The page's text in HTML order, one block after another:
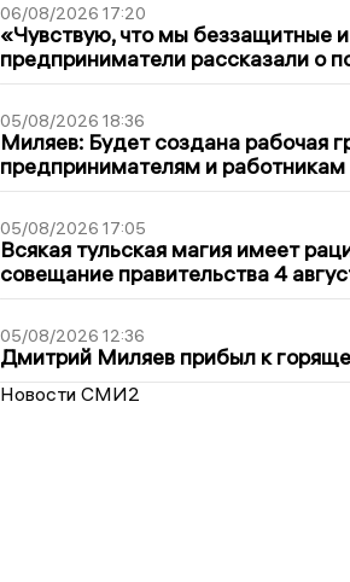
06/08/2026 17:20
«Чувствую, что мы беззащитные
предприниматели рассказали о
05/08/2026 18:36
Миляев: Будет создана рабочая
предпринимателям и работникам
05/08/2026 17:05
Всякая тульская магия имеет
совещание правительства 4
05/08/2026 12:36
Дмитрий Миляев прибыл к
Новости СМИ2